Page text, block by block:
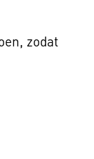
zodat